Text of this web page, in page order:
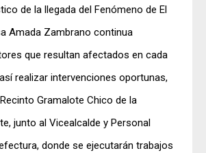
de la llegada del Fenómeno de El
Amada Zambrano continua
que resultan afectados en cada
realizar intervenciones oportunas,
Gramalote Chico de la
junto al Vicealcalde y Personal
donde se ejecutarán trabajos